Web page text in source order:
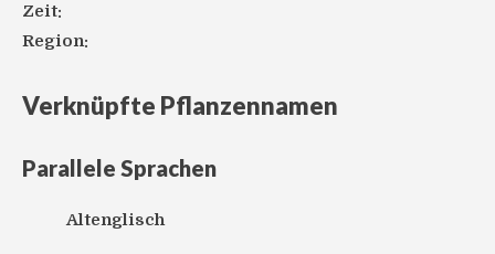
Zeit:
Region:
Verknüpfte Pflanzennamen
Parallele Sprachen
Altenglisch